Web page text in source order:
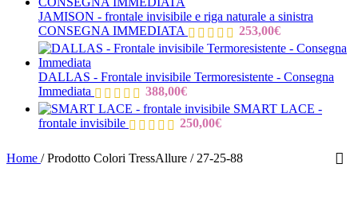
JAMISON - frontale invisibile e riga naturale a sinistra
CONSEGNA IMMEDIATA
253,00€
DALLAS - Frontale invisibile Termoresistente - Consegna
Immediata
388,00€
SMART LACE -
frontale invisibile
250,00€
Home / Prodotto Colori TressAllure / 27-25-88